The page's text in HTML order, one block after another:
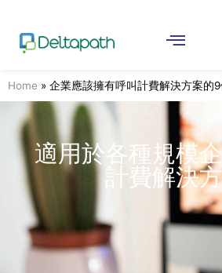
Home » 企業應該擁有呼叫計費解決方案的
適用於各種規模企
計費解決方